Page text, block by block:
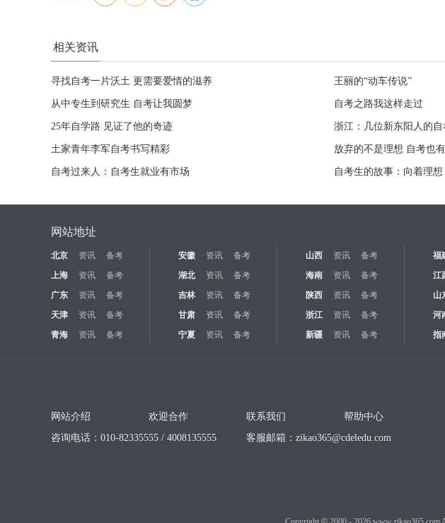
相关资讯
寻找自考一片沃土 更需要爱情的滋养 王丽的“动车传说”
从中专生到研究生 自考让我圆梦 自考之路我这样走过
25年自学路 见证了他的奇迹 浙江：几位新东阳人的自
土家青年李军自考书写精彩 放弃的不是理想 自考也
自考过来人：自考生就业有市场 自考生的故事：向着理
网站地址
北京 资讯 备考 安徽 资讯 备考 山西 资讯 备考 福
上海
资讯 备考 湖北 资讯 备考 海南 资讯 备考 江
广东
资讯 备考 吉林 资讯 备考 陕西 资讯 备考 山
天津
资讯 备考 甘肃 资讯 备考 浙江 资讯 备考 河
青海
资讯 备考 宁夏 资讯 备考 新疆 资讯 备考 指
网站介绍 欢迎合作 联系我们
帮助中心
咨询电话：010-82335555 / 4008135555
客服邮箱： zikao365@cdeledu.com